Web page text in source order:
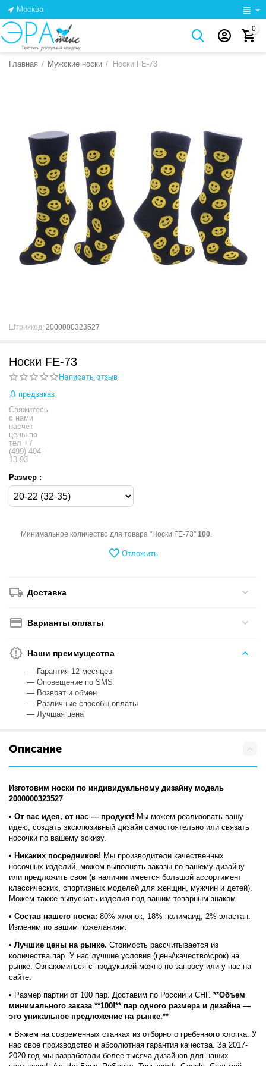
Москва
0
Главная / Мужские носки / Носки FE-73
Штрихкод: 2000000323527
Носки FE-73
Написать отзыв
предзаказ
Свяжитесь
с нами
насчёт
цены по
тел +7
(499) 404-
13-93
Размер :
Минимальное количество для товара "Носки FE-73"100.
Отложить
Доставка
Варианты оплаты
Наши преимущества
— Гарантия 12 месяцев
— Оповещение по SMS
— Возврат и обмен
— Различные способы оплаты
— Лучшая цена
Описание
Изготовим носки по индивидуальному дизайну модель
2000000323527
• От вас идея, от нас — продукт! Мы можем реализовать вашу
идею, создать эксклюзивный дизайн самостоятельно или связать
носочки по вашему эскизу.
• Никаких посредников! Мы производители качественных
носочных изделий, можем выполнять заказы по вашему дизайну
или предложить свои (в наличии имеется большой ассортимент
классических, спортивных моделей для женщин, мужчин и детей).
Можем также выпускать изделия под вашим товарным знаком.
•Состав нашего носка: 80% хлопок, 18% полимаид, 2% эластан.
Изменим по вашим пожеланиям.
• Лучшие цены на рынке. Стоимость рассчитывается из
количества пар. У нас лучшие условия (цены\качество\срок) на
рынке. Ознакомиться с продукцией можно по запросу или у нас на
сайте.
• Размер партии от 100 пар. Доставим по России и СНГ.**Объем
минимального заказа **100!** пар одного размера и дизайна —
это уникальное предложение на рынке.**
• Вяжем на современных станках из отборного гребенного хлопка. У
нас свое производство и абсолютная гарантия качества. За 2017-
2020 год мы разработали более тысяча дизайнов для наших